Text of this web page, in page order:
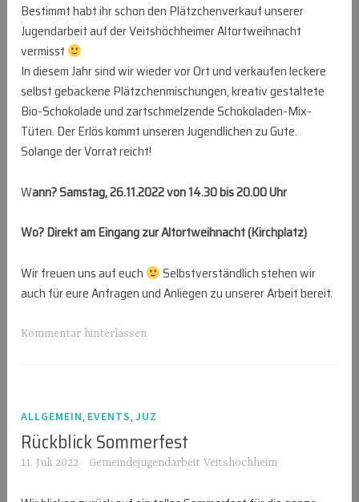
Bestimmt habt ihr schon den Plätzchenverkauf unserer
Jugendarbeit auf der Veitshöchheimer Altortweihnacht
vermisst
In diesem Jahr sind wir wieder vor Ort und verkaufen leckere
selbst gebackene Plätzchenmischungen, kreativ gestaltete
Bio-Schokolade und zartschmelzende Schokoladen-Mix-
Tüten. Der Erlös kommt unseren Jugendlichen zu Gute.
Solange der Vorrat reicht!
Wann? Samstag, 26.11.2022 von 14.30 bis 20.00 Uhr
Wo? Direkt am Eingang zur Altortweihnacht (Kirchplatz)
Wir freuen uns auf euch
Selbstverständlich stehen wir
auch für eure Anfragen und Anliegen zu unserer Arbeit bereit.
Kommentar hinterlassen
ALLGEMEIN, EVENTS,JUZ
Rückblick Sommerfest
11. Juli 2022 Gemeindejugendarbeit Veitshöchheim